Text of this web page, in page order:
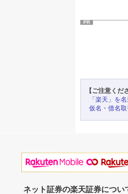
PR
【ご注意くだ
「楽天」を
仮名・借名
ネット証券の楽天証券につい